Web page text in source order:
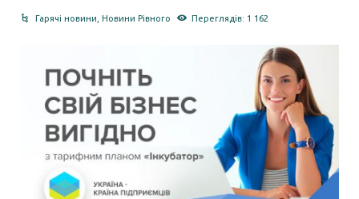
Гарячі новини Новини Рівного Переглядів: 1 162